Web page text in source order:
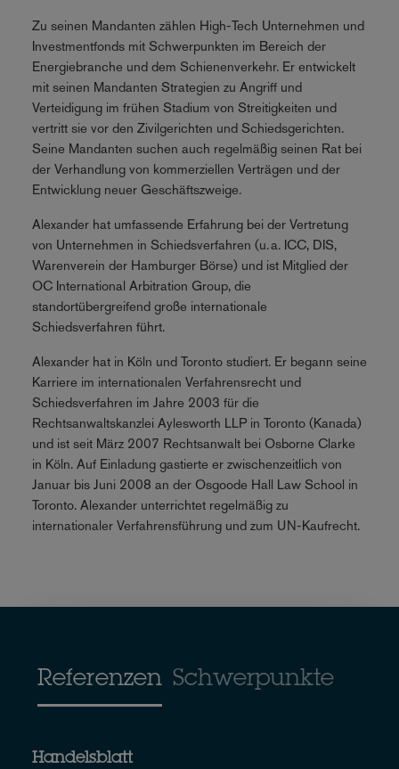
Zu seinen Mandanten zählen High-Tech Unternehmen und
Investmentfonds mit Schwerpunkten im Bereich der
Energiebranche und dem Schienenverkehr. Er entwickelt
mit seinen Mandanten Strategien zu Angriff und
Verteidigung im frühen Stadium von Streitigkeiten und
vertritt sie vor den Zivilgerichten und Schiedsgerichten.
Seine Mandanten suchen auch regelmäßig seinen Rat bei
der Verhandlung von kommerziellen Verträgen und der
Entwicklung neuer Geschäftszweige.
Alexander hat umfassende Erfahrung bei der Vertretung
von Unternehmen in Schiedsverfahren (u. a. ICC, DIS,
Warenverein der Hamburger Börse) und ist Mitglied der
OC International Arbitration Group, die
standortübergreifend große internationale
Schiedsverfahren führt.
Alexander hat in Köln und Toronto studiert. Er begann seine
Karriere im internationalen Verfahrensrecht und
Schiedsverfahren im Jahre 2003 für die
Rechtsanwaltskanzlei Aylesworth LLP in Toronto (Kanada)
und ist seit März 2007 Rechtsanwalt bei Osborne Clarke
in Köln. Auf Einladung gastierte er zwischenzeitlich von
Januar bis Juni 2008 an der Osgoode Hall Law School in
Toronto. Alexander unterrichtet regelmäßig zu
internationaler Verfahrensführung und zum UN-Kaufrecht.
Referenzen Schwerpunkte
Handelsblatt